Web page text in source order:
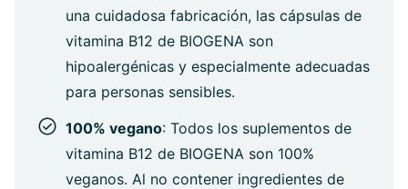
una cuidadosa fabricación, las cápsulas de
vitamina B12 de BIOGENA son
hipoalergénicas y especialmente adecuadas
para personas sensibles.
100% vegano: Todos los suplementos de
vitamina B12 de BIOGENA son 100%
veganos. Al no contener ingredientes de